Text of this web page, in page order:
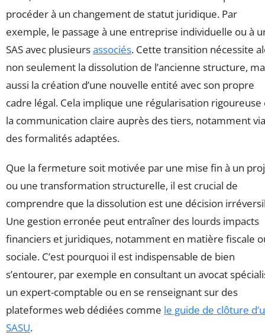
procéder à un changement de statut juridique. Par
exemple, le passage à une entreprise individuelle ou à
SAS avec plusieursassociés. Cette transition nécessite
non seulement la dissolution de l’ancienne structure,
aussi la création d’une nouvelle entité avec son propre
cadre légal. Cela implique une régularisation rigoureuse
la communication claire auprès des tiers, notamment via
des formalités adaptées.
Que la fermeture soit motivée par une mise fin à un
ou une transformation structurelle, il est crucial de
comprendre que la dissolution est une décision
Une gestion erronée peut entraîner des lourds impacts
financiers et juridiques, notamment en matière fiscale
sociale. C’est pourquoi il est indispensable de bien
s’entourer, par exemple en consultant un avocat
un expert-comptable ou en se renseignant sur des
plateformes web dédiées comme le guide de clôture
SASU.